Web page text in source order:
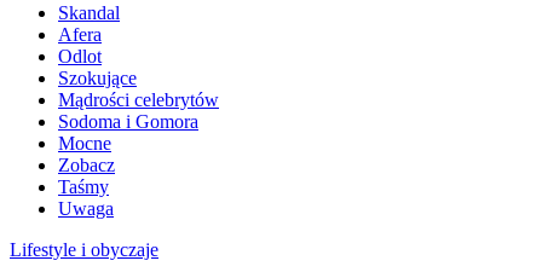
Skandal
Afera
Odlot
Szokujące
Mądrości celebrytów
Sodoma i Gomora
Mocne
Zobacz
Taśmy
Uwaga
Lifestyle i obyczaje